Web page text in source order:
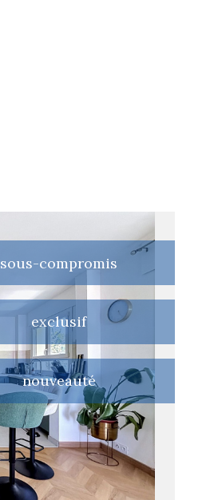
sous-compromis
exclusif
nouveauté